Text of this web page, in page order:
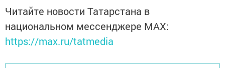
Читайте новости Татарстана в
национальном мессенджере MАХ:
https://max.ru/tatmedia